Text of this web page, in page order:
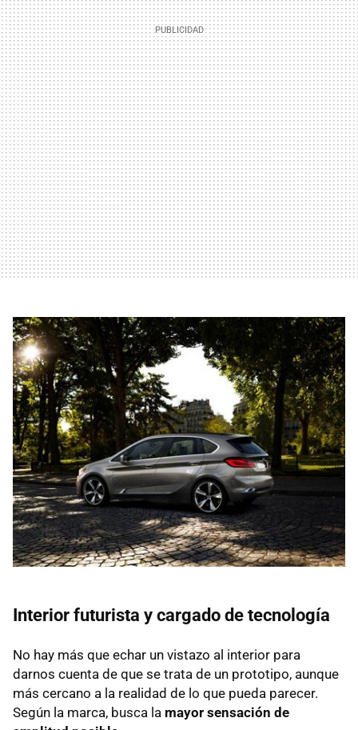
Interior futurista y cargado de tecnología
No hay más que echar un vistazo al interior para
darnos cuenta de que se trata de un prototipo, aunque
más cercano a la realidad de lo que pueda parecer.
Según la marca, busca la mayor sensación de